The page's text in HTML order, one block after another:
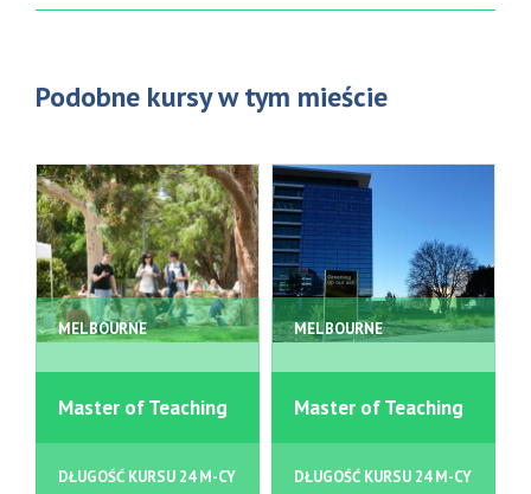
Podobne kursy w tym mieście
MELBOURNE
Master of Teaching
DŁUGOŚĆ KURSU 24 M-CY
MELBOURNE
Master of Teaching
DŁUGOŚĆ KURSU 24 M-CY